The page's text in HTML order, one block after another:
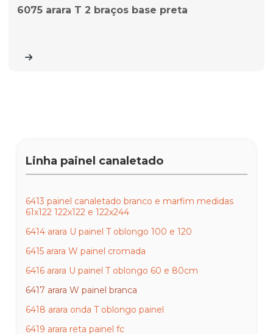
6075 arara T 2 braços base preta
Linha painel canaletado
6413 painel canaletado branco e marfim medidas
61x122 122x122 e 122x244
6414 arara U painel T oblongo 100 e 120
6415 arara W painel cromada
6416 arara U painel T oblongo 60 e 80cm
6417 arara W painel branca
6418 arara onda T oblongo painel
6419 arara reta painel fc